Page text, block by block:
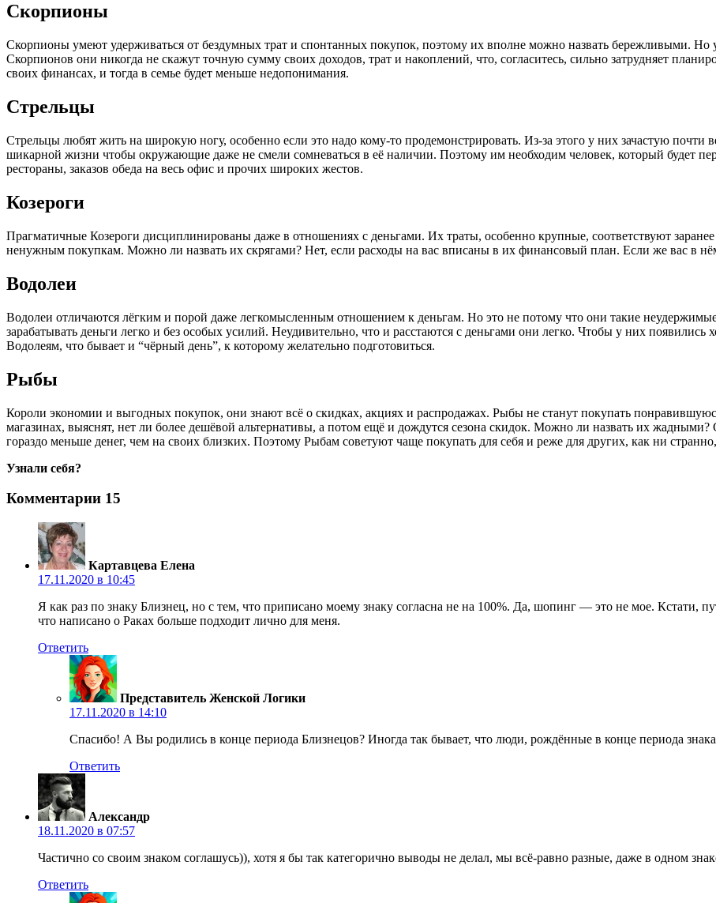
Скорпионы
Скорпионы умеют удерживаться от бездумных трат и спонтанных покупок, поэтому их вполне можно назвать бережливыми. Но
Скорпионов они никогда не скажут точную сумму своих доходов, трат и накоплений, что, согласитесь, сильно затрудняет
своих финансах, и тогда в семье будет меньше недопонимания.
Стрельцы
Стрельцы любят жить на широкую ногу, особенно если это надо кому-то продемонстрировать. Из-за этого у них зачастую почти
шикарной жизни чтобы окружающие даже не смели сомневаться в её наличии. Поэтому им необходим человек, который будет
рестораны, заказов обеда на весь офис и прочих широких жестов.
Козероги
Прагматичные Козероги дисциплинированы даже в отношениях с деньгами. Их траты, особенно крупные, соответствуют
ненужным покупкам. Можно ли назвать их скрягами? Нет, если расходы на вас вписаны в их финансовый план. Если же вас в
Водолеи
Водолеи отличаются лёгким и порой даже легкомысленным отношением к деньгам. Но это не потому что они такие
зарабатывать деньги легко и без особых усилий. Неудивительно, что и расстаются с деньгами они легко. Чтобы у них
Водолеям, что бывает и “чёрный день”, к которому желательно подготовиться.
Рыбы
Короли экономии и выгодных покупок, они знают всё о скидках, акциях и распродажах. Рыбы не станут покупать
магазинах, выяснят, нет ли более дешёвой альтернативы, а потом ещё и дождутся сезона скидок. Можно ли назвать их жадными?
гораздо меньше денег, чем на своих близких. Поэтому Рыбам советуют чаще покупать для себя и реже для других, как ни
Узнали себя?
Комментарии 15
Картавцева Елена
17.11.2020 в 10:45
Я как раз по знаку Близнец, но с тем, что приписано моему знаку согласна не на 100%. Да, шопинг — это не мое. Кстати,
что написано о Раках больше подходит лично для меня.
Ответить
Представитель Женской Логики
17.11.2020 в 14:10
Спасибо! А Вы родились в конце периода Близнецов? Иногда так бывает, что люди, рождённые в конце периода
Ответить
Александр
18.11.2020 в 07:57
Частично со своим знаком соглашусь)), хотя я бы так категорично выводы не делал, мы всё-равно разные, даже в одном
Ответить